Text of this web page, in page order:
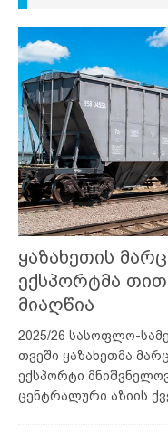
ყაზახეთის
ექსპორტმა
მიაღწია
2025/26 სასოფლო-
თვეში ყაზახეთმა
ექსპორტი
ცენტრალური აზიის